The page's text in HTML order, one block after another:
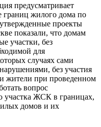
предусматривает
границ жилого дома по
проекты
показали, что домам
участки, без
для
случаях сами
без участия
жители при проведенном
вопрос
участка ЖСК в границах,
домов и их